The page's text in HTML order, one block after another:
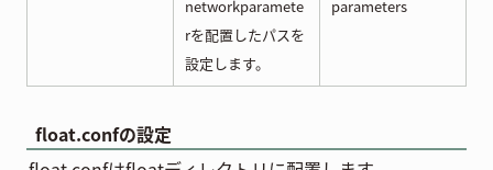
networkparamete
rを配置したパスを
設定します。
parameters
float.confの設定